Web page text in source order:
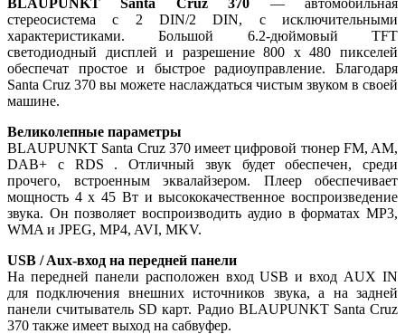
стереосистема с 2 DIN/2 DIN, с исключительными
характеристиками. Большой 6.2-дюймовый TFT
светодиодный дисплей и разрешение 800 x 480 пикселей
обеспечат простое и быстрое радиоуправление. Благодаря
Santa Cruz 370 вы можете наслаждаться чистым звуком в своей
машине.
Великолепные параметры
BLAUPUNKT Santa Cruz 370 имеет цифровой тюнер FM, AM,
DAB+ с RDS . Отличный звук будет обеспечен, среди
прочего, встроенным эквалайзером. Плеер обеспечивает
мощность 4 х 45 Вт и высококачественное воспроизведение
звука. Он позволяет воспроизводить аудио в форматах MP3,
WMA и JPEG, MP4, AVI, MKV.
USB / Aux-вход на передней панели
На передней панели расположен вход USB и вход AUX IN
для подключения внешних источников звука, а на задней
панели считыватель SD карт. Радио BLAUPUNKT Santa Cruz
370 также имеет выход на сабвуфер.